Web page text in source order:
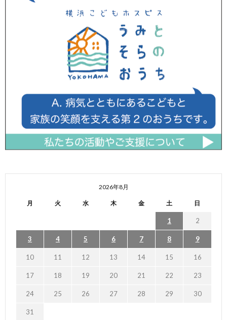
2026年8月
月 火 水 木 金 土 日
1 2
3 4 5 6 7 8 9
10 11 12 13 14 15 16
17 18 19 20 21 22 23
24 25 26 27 28 29 30
31